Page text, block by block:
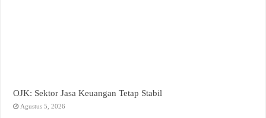
OJK: Sektor Jasa Keuangan Tetap Stabil
Agustus 5, 2026